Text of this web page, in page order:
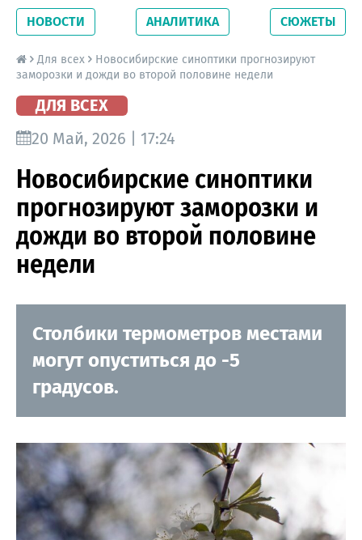
Новосибирской области. Читайте свежие
новости на сайте сетевого издания
Precedent.
НОВОСТИ АНАЛИТИКА СЮЖЕТЫ
Для всех
Новосибирские синоптики прогнозируют
заморозки и дожди во второй половине недели
ДЛЯ ВСЕХ
20 Май, 2026 | 17:24
Новосибирские синоптики
прогнозируют заморозки и
дожди во второй половине
недели
Столбики термометров местами
могут опуститься до -5
градусов.